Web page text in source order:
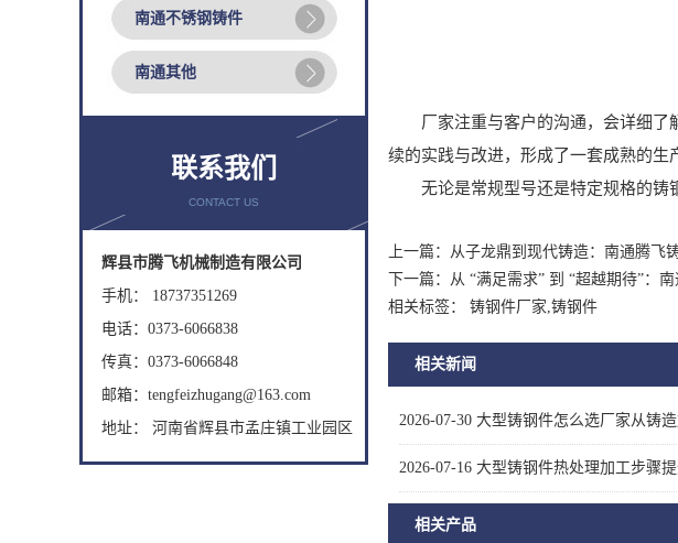
南通不锈钢铸件
南通其他
联系我们
CONTACT US
辉县市腾飞机械制造有限公司
手机： 18737351269
电话：0373-6066838
传真：0373-6066848
邮箱：tengfeizhugang@163.com
地址： 河南省辉县市孟庄镇工业园区
厂家注重与客户的沟通，会详细了解
续的实践与改进，形成了一套成熟的生
无论是常规型号还是特定规格的铸钢
上一篇： 从子龙鼎到现代铸造：南通腾飞
下一篇： 从 “满足需求” 到 “超越期待”：
相关标签： 铸钢件厂家,铸钢件
相关新闻
2026-07-30 大型铸钢件怎么选厂家从铸
2026-07-16 大型铸钢件热处理加工步骤
相关产品